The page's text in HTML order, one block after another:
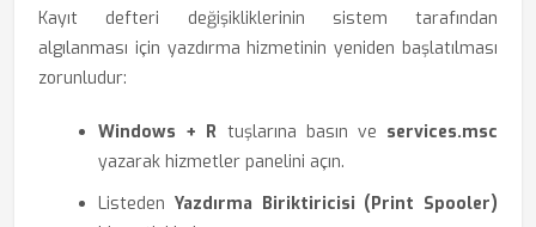
Kayıt defteri değişikliklerinin sistem tarafından
algılanması için yazdırma hizmetinin yeniden başlatılması
zorunludur:
Windows + R tuşlarına basın ve services.msc
yazarak hizmetler panelini açın.
Listeden Yazdırma Biriktiricisi (Print Spooler)